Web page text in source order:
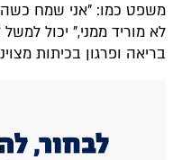
משפט כמו: "אני שמח
לא מוריד ממני," יכול
בריאה ופרגון בכיתות